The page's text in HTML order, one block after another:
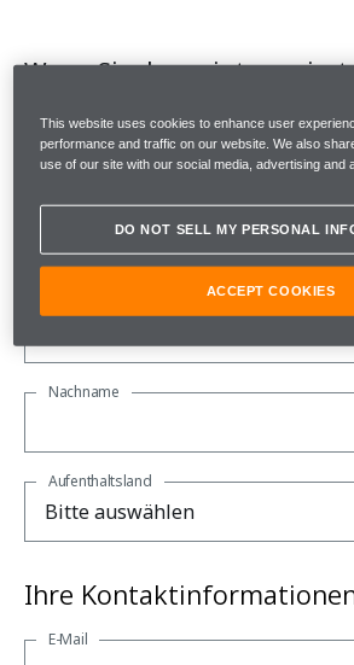
Wenn Sie daran
paar Angaben.
Über Sie
Nachname
Aufenthaltsland
Ihre
E-Mail
This website uses cookies to enhance user
performance and traffic on our website. We also
use of our site with our social media, advertising and
DO NOT SELL MY PERSONAL
ACCEPT COOKIES